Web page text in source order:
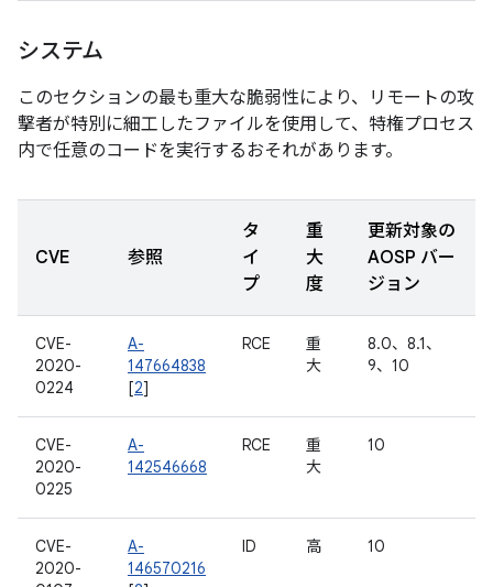
システム
このセクションの最も重大な脆弱性により、リモートの攻
撃者が特別に細工したファイルを使用して、特権プロセス
内で任意のコードを実行するおそれがあります。
CVE 参照
タ
イ
プ
重
大
度
更新対象の
AOSP バー
ジョン
CVE-
2020-
0224
A-
147664838
[2]
RCE
重
大
8.0、8.1、
9、10
CVE-
2020-
0225
A-
142546668
RCE
重
大
10
CVE-
2020-
A-
146570216
ID 高 10